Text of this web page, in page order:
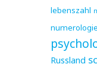
lebenszahl
numerologie
Russland